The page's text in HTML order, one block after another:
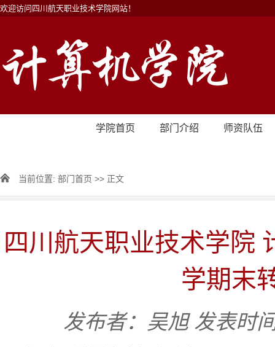
欢迎访问四川航天职业技术学院网站！
学院首页 部门介绍 师资队伍
当前位置: 部门首页 >> 正文
四川航天职业技术学院
学期末
发布者：吴旭 发表时